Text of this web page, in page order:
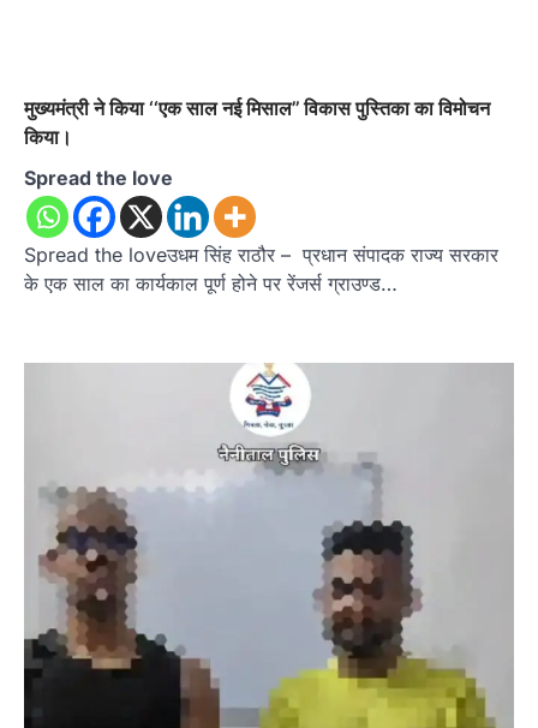
मुख्यमंत्री ने किया ‘‘एक साल नई मिसाल’’ विकास पुस्तिका का विमोचन
किया।
Spread the love
Spread the loveउधम सिंह राठौर – प्रधान संपादक राज्य सरकार
के एक साल का कार्यकाल पूर्ण होने पर रेंजर्स ग्राउण्ड…